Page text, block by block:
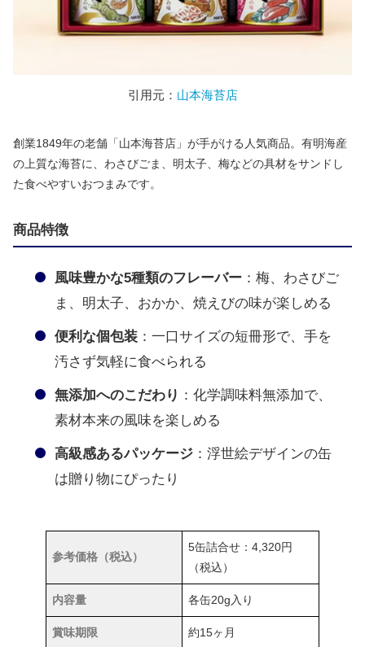
引用元： 山本海苔店
創業1849年の老舗「山本海苔店」が手がける人気商品。有明海産
の上質な海苔に、わさびごま、明太子、梅などの具材をサンドし
た食べやすいおつまみです。
商品特徴
風味豊かな5種類のフレーバー ：梅、わさびご
ま、明太子、おかか、焼えびの味が楽しめる
便利な個包装 ：一口サイズの短冊形で、手を
汚さず気軽に食べられる
無添加へのこだわり ：化学調味料無添加で、
素材本来の風味を楽しめる
高級感あるパッケージ ：浮世絵デザインの缶
は贈り物にぴったり
参考価格（税込）
5缶詰合せ：4,320円
（税込）
内容量 各缶20g入り
賞味期限 約15ヶ月